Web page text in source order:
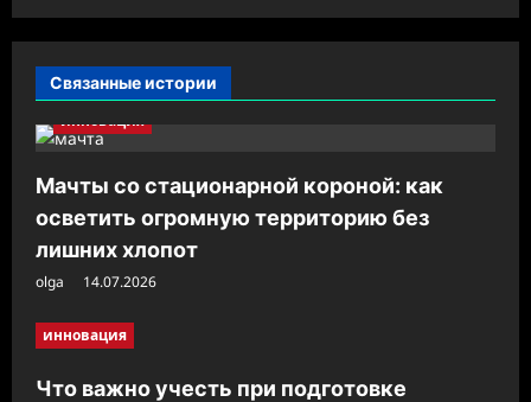
ц
я
з
и
с
Связанные истории
инновация
Мачты со стационарной короной: как
осветить огромную территорию без
лишних хлопот
olga 14.07.2026
инновация
Что важно учесть при подготовке